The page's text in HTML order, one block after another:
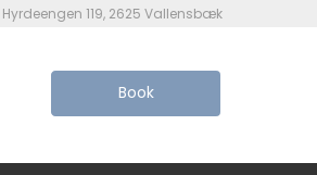
Hyrdeengen 119, 2625 Vallensbæk
Book